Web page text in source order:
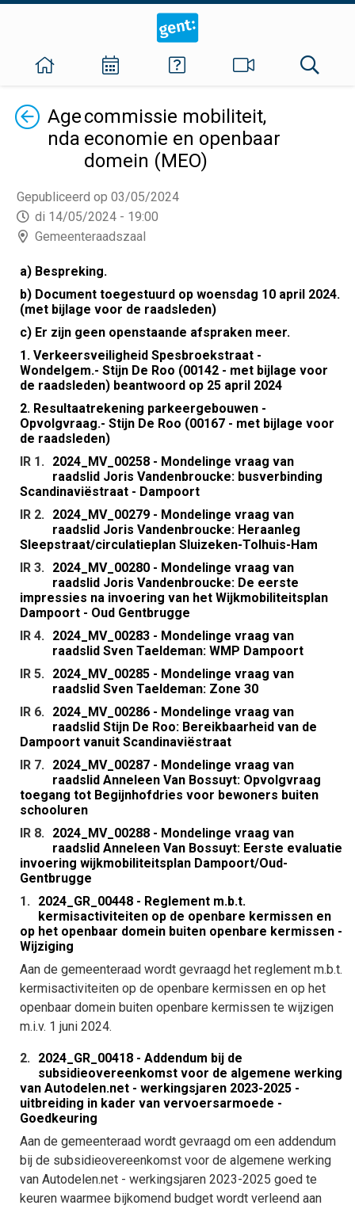
TerugAge
nda
commissie mobiliteit,
economie en openbaar
domein (MEO)
Gepubliceerd op 03/05/2024
di 14/05/2024 - 19:00
Gemeenteraadszaal
a) Bespreking.
b) Document toegestuurd op woensdag 10 april 2024.
(met bijlage voor de raadsleden)
c) Er zijn geen openstaande afspraken meer.
1. Verkeersveiligheid Spesbroekstraat -
Wondelgem.- Stijn De Roo (00142 - met bijlage voor
de raadsleden) beantwoord op 25 april 2024
2. Resultaatrekening parkeergebouwen -
Opvolgvraag.- Stijn De Roo (00167 - met bijlage voor
de raadsleden)
IR 1. 2024_MV_00258 - Mondelinge vraag van
raadslid Joris Vandenbroucke: busverbinding
Scandinaviëstraat - Dampoort
IR 2. 2024_MV_00279 - Mondelinge vraag van
raadslid Joris Vandenbroucke: Heraanleg
Sleepstraat/circulatieplan Sluizeken-Tolhuis-Ham
IR 3. 2024_MV_00280 - Mondelinge vraag van
raadslid Joris Vandenbroucke: De eerste
impressies na invoering van het Wijkmobiliteitsplan
Dampoort - Oud Gentbrugge
IR 4. 2024_MV_00283 - Mondelinge vraag van
raadslid Sven Taeldeman: WMP Dampoort
IR 5. 2024_MV_00285 - Mondelinge vraag van
raadslid Sven Taeldeman: Zone 30
IR 6. 2024_MV_00286 - Mondelinge vraag van
raadslid Stijn De Roo: Bereikbaarheid van de
Dampoort vanuit Scandinaviëstraat
IR 7. 2024_MV_00287 - Mondelinge vraag van
raadslid Anneleen Van Bossuyt: Opvolgvraag
toegang tot Begijnhofdries voor bewoners buiten
schooluren
IR 8. 2024_MV_00288 - Mondelinge vraag van
raadslid Anneleen Van Bossuyt: Eerste evaluatie
invoering wijkmobiliteitsplan Dampoort/Oud-
Gentbrugge
1. 2024_GR_00448 - Reglement m.b.t.
kermisactiviteiten op de openbare kermissen en
op het openbaar domein buiten openbare kermissen -
Wijziging
Aan de gemeenteraad wordt gevraagd het reglement m.b.t.
kermisactiviteiten op de openbare kermissen en op het
openbaar domein buiten openbare kermissen te wijzigen
m.i.v. 1 juni 2024.
2. 2024_GR_00418 - Addendum bij de
subsidieovereenkomst voor de algemene werking
van Autodelen.net - werkingsjaren 2023-2025 -
uitbreiding in kader van vervoersarmoede -
Goedkeuring
Aan de gemeenteraad wordt gevraagd om een addendum
bij de subsidieovereenkomst voor de algemene werking
van Autodelen.net - werkingsjaren 2023-2025 goed te
keuren waarmee bijkomend budget wordt verleend aan